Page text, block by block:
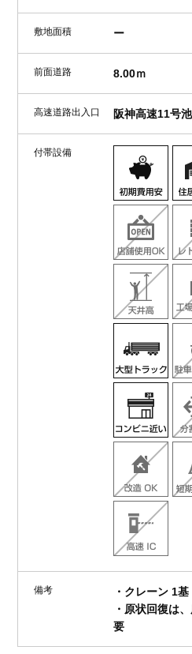
敷地面積 ー
前面道路 8.00ｍ
高速道路出入口 阪神高速11号
付帯設備
備考
・クレーン 1基
・原状回復は
要